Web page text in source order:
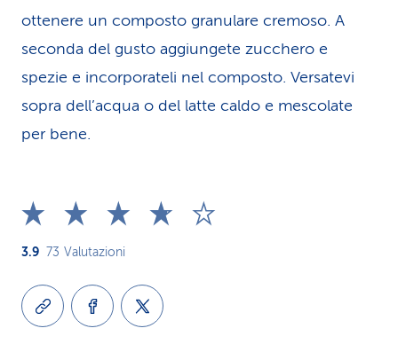
ottenere un composto granulare cremoso. A
seconda del gusto aggiungete zucchero e
spezie e incorporateli nel composto. Versatevi
sopra dell’acqua o del latte caldo e mescolate
per bene.
3.9 73 Valutazioni